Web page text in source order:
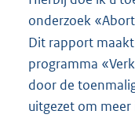
onderzoek
Dit rapport
programma
door de
uitgezet om